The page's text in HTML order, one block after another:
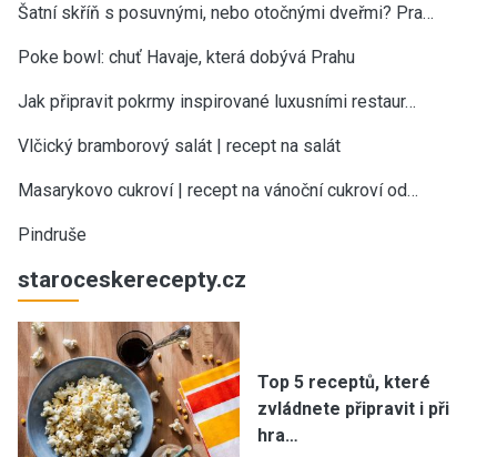
Šatní skříň s posuvnými, nebo otočnými dveřmi? Pra…
Poke bowl: chuť Havaje, která dobývá Prahu
Jak připravit pokrmy inspirované luxusními restaur…
Vlčický bramborový salát | recept na salát
Masarykovo cukroví | recept na vánoční cukroví od…
Pindruše
staroceskerecepty.cz
Top 5 receptů, které
zvládnete připravit i při
hra…